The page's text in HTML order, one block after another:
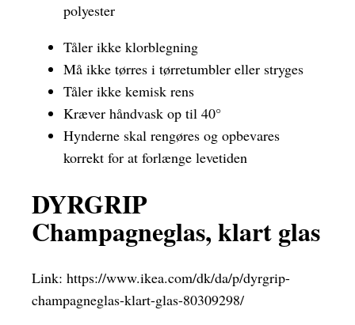
polyester
Tåler ikke klorblegning
Må ikke tørres i tørretumbler eller stryges
Tåler ikke kemisk rens
Kræver håndvask op til 40°
Hynderne skal rengøres og opbevares
korrekt for at forlænge levetiden
DYRGRIP
Champagneglas, klart glas
Link: https://www.ikea.com/dk/da/p/dyrgrip-
champagneglas-klart-glas-80309298/